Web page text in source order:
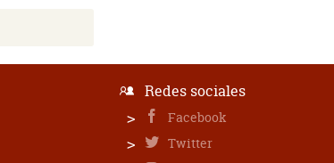
Redes sociales
Facebook
Twitter